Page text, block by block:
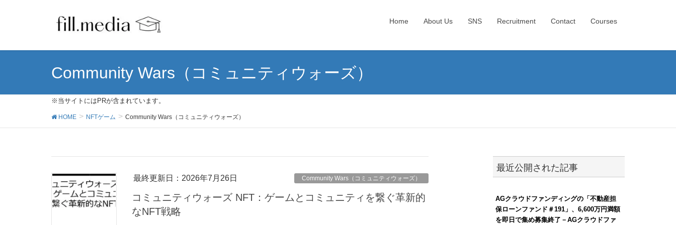
Home About Us SNS Recruitment Contact Courses
Community Wars（コミュニティウォーズ）
※当サイトにはPRが含まれています。
HOME NFTゲーム Community Wars（コミュニティウォーズ）
最終更新日：2026年7月26日 Community Wars（コミュニティウォーズ）
コミュニティウォーズ NFT：ゲームとコミュニティを繋ぐ革新的
なNFT戦略
最近公開された記事
AGクラウドファンディングの「不動産担
保ローンファンド＃191」、6,600万円満額
を即日で集め募集終了－AGクラウドファ